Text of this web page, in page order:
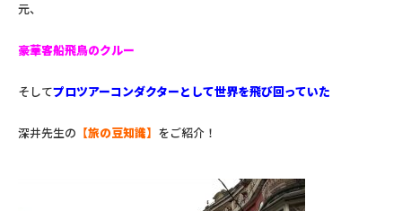
元、
豪華客船飛鳥のクルー
そしてプロツアーコンダクターとして世界を飛び回っていた
深井先生の 【旅の豆知識】 をご紹介！